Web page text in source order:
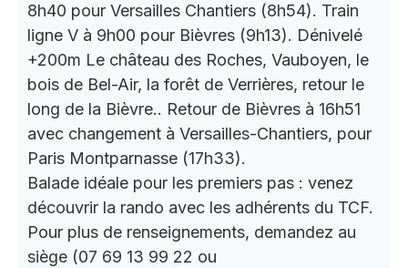
8h40 pour Versailles Chantiers (8h54). Train
ligne V à 9h00 pour Bièvres (9h13). Dénivelé
+200m Le château des Roches, Vauboyen, le
bois de Bel-Air, la forêt de Verrières, retour le
long de la Bièvre.. Retour de Bièvres à 16h51
avec changement à Versailles-Chantiers, pour
Paris Montparnasse (17h33).
Balade idéale pour les premiers pas : venez
découvrir la rando avec les adhérents du TCF.
Pour plus de renseignements, demandez au
siège (07 69 13 99 22 ou